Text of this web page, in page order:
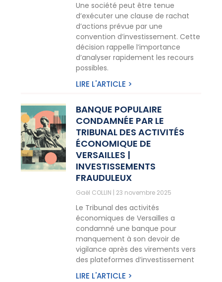
Une société peut être tenue
d’exécuter une clause de rachat
d’actions prévue par une
convention d’investissement. Cette
décision rappelle l’importance
d’analyser rapidement les recours
possibles.
LIRE L'ARTICLE >
BANQUE POPULAIRE
CONDAMNÉE PAR LE
TRIBUNAL DES ACTIVITÉS
ÉCONOMIQUE DE
VERSAILLES |
INVESTISSEMENTS
FRAUDULEUX
Gaël COLLIN 23 novembre 2025
Le Tribunal des activités
économiques de Versailles a
condamné une banque pour
manquement à son devoir de
vigilance après des virements vers
des plateformes d’investissement
LIRE L'ARTICLE >